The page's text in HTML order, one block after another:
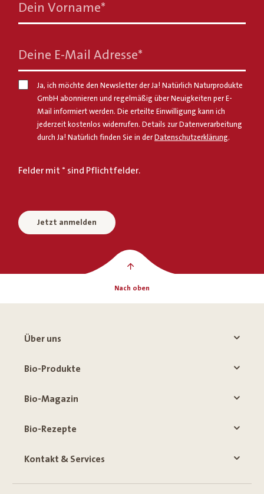
Dein Vorname*
Deine E-Mail Adresse*
Ja, ich möchte den Newsletter der Ja! Natürlich Naturprodukte
GmbH abonnieren und regelmäßig über Neuigkeiten per E-
Mail informiert werden. Die erteilte Einwilligung kann ich
jederzeit kostenlos widerrufen. Details zur Datenverarbeitung
durch Ja! Natürlich finden Sie in der Datenschutzerklärung.
Felder mit * sind Pflichtfelder.
Jetzt anmelden
Nach oben
Über uns
Bio-Produkte
Bio-Magazin
Bio-Rezepte
Kontakt & Services